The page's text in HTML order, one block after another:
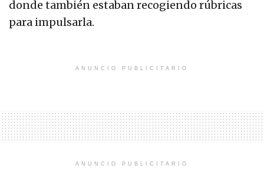
donde también estaban recogiendo rúbricas
para impulsarla.
ANUNCIO PUBLICITARIO
ANUNCIO PUBLICITARIO